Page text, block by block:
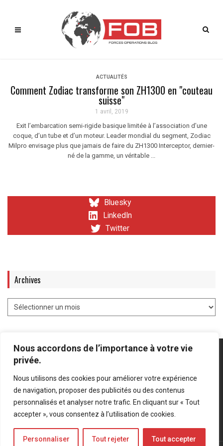
Nous accordons de l’importance à votre vie
privée.
Nous utilisons des cookies pour améliorer votre expérience
de navigation, proposer des publicités ou des contenus
personnalisés et analyser notre trafic. En cliquant sur « Tout
accepter », vous consentez à l’utilisation de cookies.
Personnaliser Tout rejeter Tout accepter
ACTUALITÉS
Comment Zodiac transforme son ZH1300 en "couteau
suisse"
1 avril, 2019
Exit l’embarcation semi-rigide basique limitée à l’association d’une
coque, d’un tube et d’un moteur. Leader mondial du segment, Zodiac
Milpro envisage plus que jamais de faire du ZH1300 Interceptor, dernier-
né de la gamme, un véritable ...
Bluesky
LinkedIn
Twitter
Archives
Mentions légales Politique de confidentialité
Bluesky
LinkedIn
Twitter